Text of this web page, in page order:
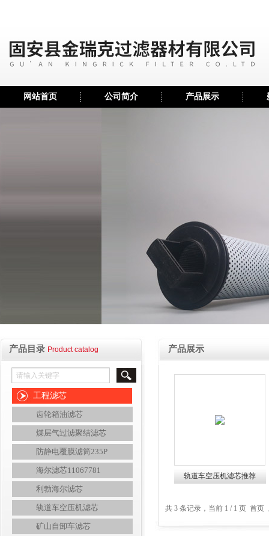
网站首页 公司简介 产品展示
产品目录 Product catalog
工程滤芯
齿轮箱油滤芯
煤层气过滤聚结滤芯
防静电覆膜滤筒235P
海尔滤芯11067781
利勃海尔滤芯
轨道车空压机滤芯
矿山自卸车滤芯
产品展示
轨道车空压机滤芯推荐
共 3 条记录，当前 1 / 1 页 首